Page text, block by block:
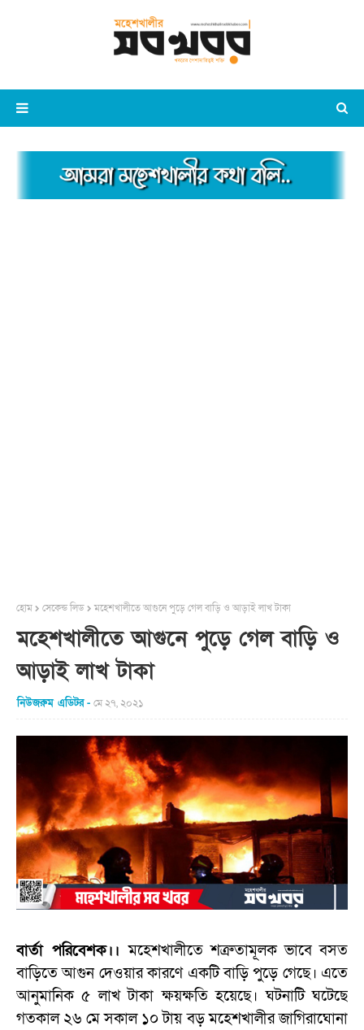
হোম সেকেন্ড লিড মহেশখালীতে আগুনে পুড়ে গেল বাড়ি ও আড়াই লাখ টাকা
মহেশখালীতে আগুনে পুড়ে গেল বাড়ি ও
আড়াই লাখ টাকা
নিউজরুম এডিটর মে ২৭, ২০২১
বার্তা পরিবেশক।।মহেশখালীতে শত্রুতামূলক ভাবে বসত
বাড়িতে আগুন দেওয়ার কারণে একটি বাড়ি পুড়ে গেছে। এতে
আনুমানিক ৫ লাখ টাকা ক্ষয়ক্ষতি হয়েছে। ঘটনাটি ঘটেছে
গতকাল ২৬ মে সকাল ১০ টায় বড় মহেশখালীর জাগিরাঘোনা